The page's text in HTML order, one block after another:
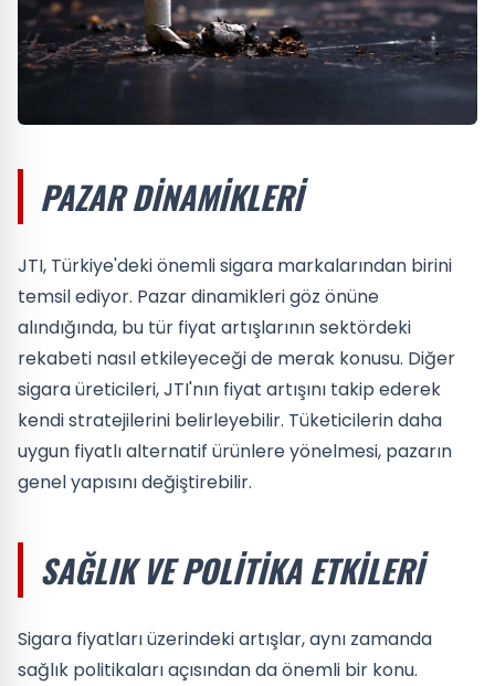
PAZAR DINAMIKLERI
JTI, Türkiye'deki önemli sigara markalarından birini
temsil ediyor. Pazar dinamikleri göz önüne
alındığında, bu tür fiyat artışlarının sektördeki
rekabeti nasıl etkileyeceği de merak konusu. Diğer
sigara üreticileri, JTI'nın fiyat artışını takip ederek
kendi stratejilerini belirleyebilir. Tüketicilerin daha
uygun fiyatlı alternatif ürünlere yönelmesi, pazarın
genel yapısını değiştirebilir.
SAĞLIK VE POLITIKA ETKILERI
Sigara fiyatları üzerindeki artışlar, aynı zamanda
sağlık politikaları açısından da önemli bir konu.